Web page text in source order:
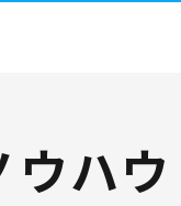
ウハウ